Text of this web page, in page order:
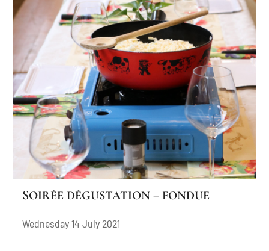
SOIRÉE DÉGUSTATION – FONDUE
Wednesday 14 July 2021